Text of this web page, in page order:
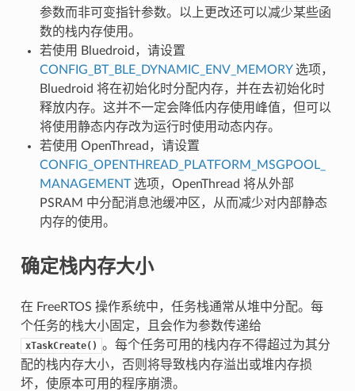
参数而非可变指针参数。以上更改还可以减少某些函
数的栈内存使用。
若使用 Bluedroid，请设置
CONFIG_BT_BLE_DYNAMIC_ENV_MEMORY选项，
Bluedroid 将在初始化时分配内存，并在去初始化时
释放内存。这并不一定会降低内存使用峰值，但可以
将使用静态内存改为运行时使用动态内存。
若使用 OpenThread，请设置
CONFIG_OPENTHREAD_PLATFORM_MSGPOOL_
MANAGEMENT选项，OpenThread 将从外部
PSRAM 中分配消息池缓冲区，从而减少对内部静态
内存的使用。
确定栈内存大小
在 FreeRTOS 操作系统中，任务栈通常从堆中分配。每
个任务的栈大小固定，且会作为参数传递给
xTaskCreate() 。每个任务可用的栈内存不得超过为其分
配的栈内存大小，否则将导致栈内存溢出或堆内存损
坏，使原本可用的程序崩溃。